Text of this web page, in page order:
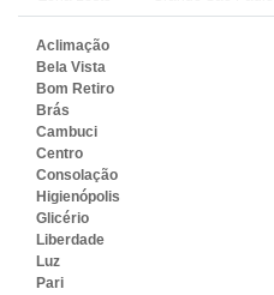
Aclimação
Bela Vista
Bom Retiro
Brás
Cambuci
Centro
Consolação
Higienópolis
Glicério
Liberdade
Luz
Pari